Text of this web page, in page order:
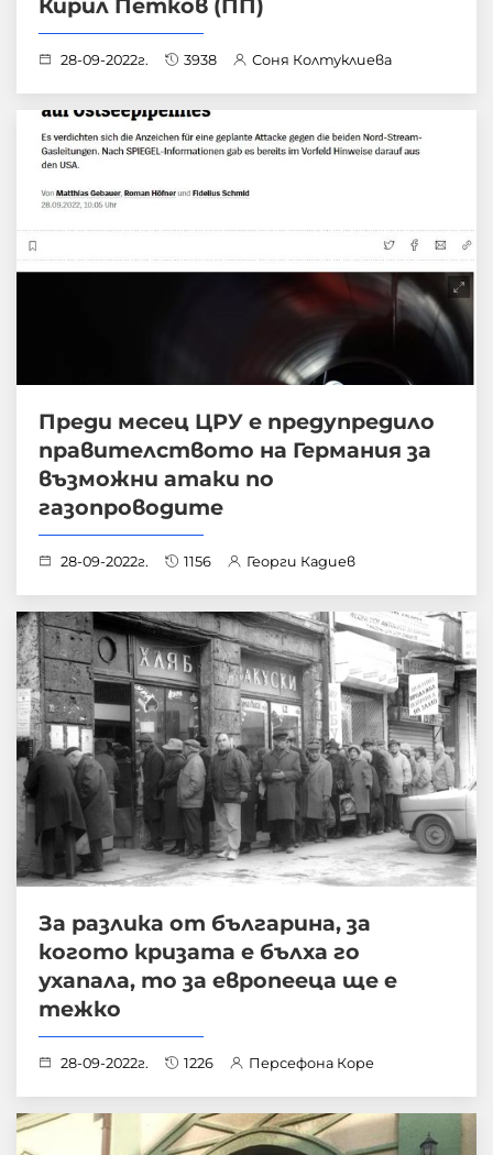
Кирил Петков (ПП)
28-09-2022г. 3938 Соня Колтуклиева
Преди месец ЦРУ е предупредило
правителството на Германия за
възможни атаки по
газопроводите
28-09-2022г. 1156 Георги Кадиев
За разлика от българина, за
когото кризата е бълха го
ухапала, то за европееца ще е
тежко
28-09-2022г. 1226 Персефона Коре